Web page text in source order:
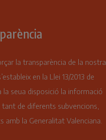
la transparència de la nostra
en la Llei 13/2013 de
la seua disposició la informació
de diferents subvencions,
la Generalitat Valenciana.